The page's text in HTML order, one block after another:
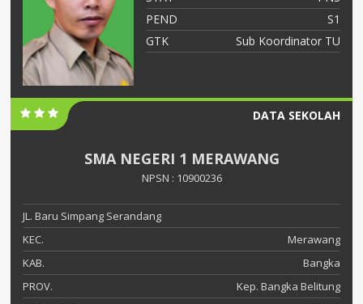
PEND
S1
GTK
Sub Koordinator TU
DATA SEKOLAH
SMA NEGERI 1 MERAWANG
NPSN : 10900236
JL. Baru Simpang Serandang
KEC.
Merawang
KAB.
Bangka
PROV.
Kep. Bangka Belitung